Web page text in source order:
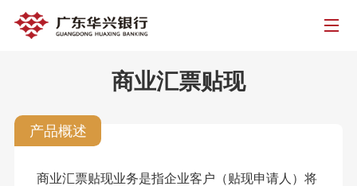
商业汇票贴现
产品概述
商业汇票贴现业务是指企业客户（贴现申请人）将